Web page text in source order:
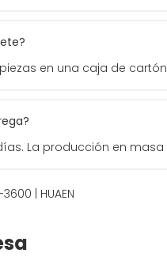
en una caja de
La producción en